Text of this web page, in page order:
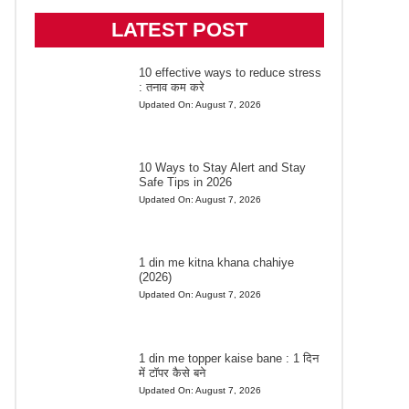
LATEST POST
10 effective ways to reduce stress
: तनाव कम करे
Updated On: August 7, 2026
10 Ways to Stay Alert and Stay
Safe Tips in 2026
Updated On: August 7, 2026
1 din me kitna khana chahiye
(2026)
Updated On: August 7, 2026
1 din me topper kaise bane : 1 दिन
में टॉपर कैसे बने
Updated On: August 7, 2026